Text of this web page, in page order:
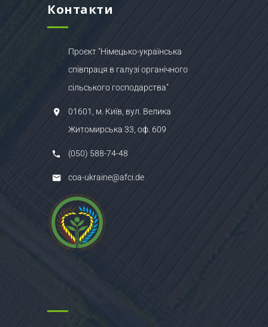
Контакти
Проєкт "Німецько-українська
співпраця в галузі органічного
сільського господарства"
01601, м. Київ, вул. Велика
Житомирська 33, оф. 609
(050) 588-74-48
coa-ukraine@afci.de